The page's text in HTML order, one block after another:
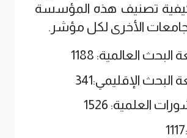
تصنيف هذه المؤسسة
الأخرى لكل مؤشر .
البحث العالمية: 1188
البحث الإقليمي:341
العلمية: 1526
1117